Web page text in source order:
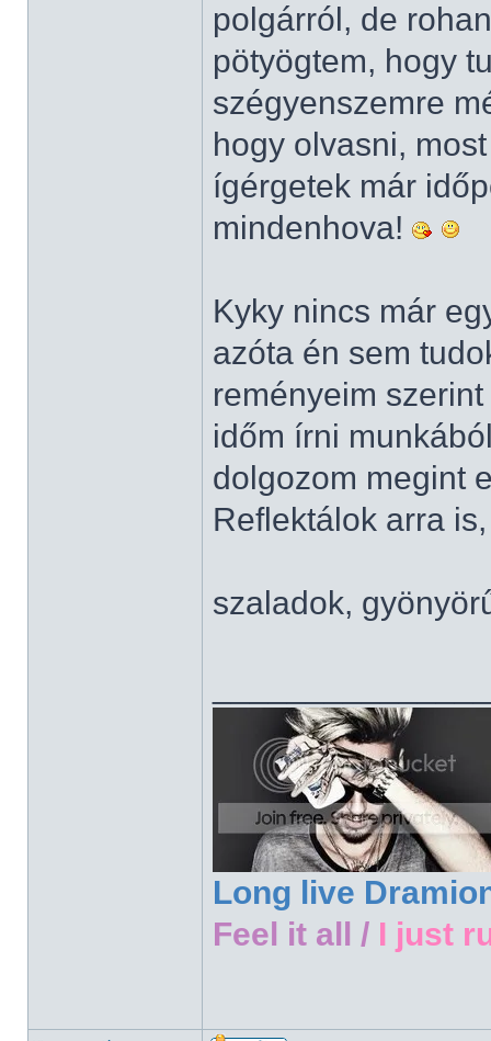
polgárról, de
pötyögtem, hogy
szégyenszemre
hogy olvasni,
ígérgetek már
mindenhova!
Kyky nincs már
azóta én sem
reményeim
időm írni
dolgozom megint
Reflektálok arra
szaladok,
Long live
Feel it all / I just